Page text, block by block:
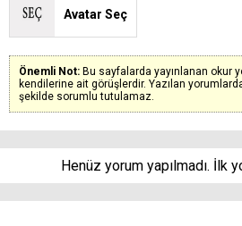
Avatar Seç
Önemli Not: Bu sayfalarda yayınlanan okur
kendilerine ait görüşlerdir. Yazılan
şekilde sorumlu tutulamaz.
Henüz yorum yapılmadı. İlk